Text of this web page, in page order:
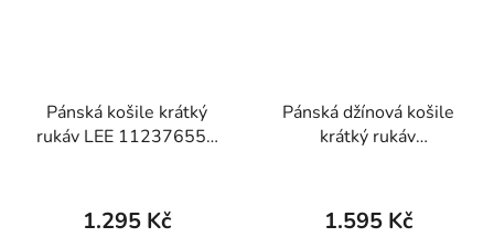
Pánská košile krátký
rukáv LEE 112376551
1.295 Kč
Pánská džínová košile
krátký rukáv
WESTERN SHIRT
Enchanted Black
1.595 Kč